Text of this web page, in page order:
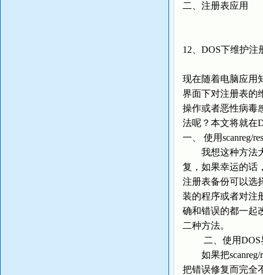
二、注册表应用
12、DOS下维护注
现在随着电脑应用
界面下对注册表的
操作或者恶性病毒
法呢？本文将就在
一、 使用scanreg/
我想这种方法大
复，如果幸运的话
注册表备份可以选
装的程序或者对注
确和错误的都一起
二种方法。
二、使用DOS界
如果把scanreg/
把错误修复而完全